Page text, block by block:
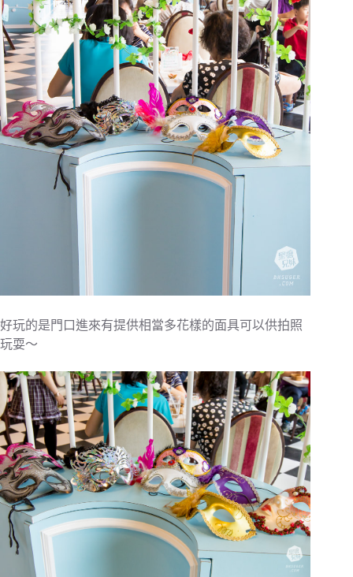
好玩的是門口進來有提供相當多花樣的面具可以供拍照
玩耍～